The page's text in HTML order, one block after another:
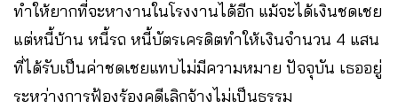
ทำให้ยากที่จะหางานในโรงงานได้อีก แม้จะได้เงินชดเชย
แต่หนี้บ้าน หนี้รถ หนี้บัตรเครดิตทำให้เงินจำนวน 4 แสน
ที่ได้รับเป็นค่าชดเชยแทบไม่มีความหมาย ปัจจุบัน เธออยู่
ระหว่างการฟ้องร้องคดีเลิกจ้างไม่เป็นธรรม